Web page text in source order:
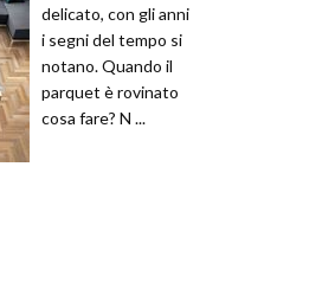
delicato, con gli anni
i segni del tempo si
notano. Quando il
parquet è rovinato
cosa fare? N ...